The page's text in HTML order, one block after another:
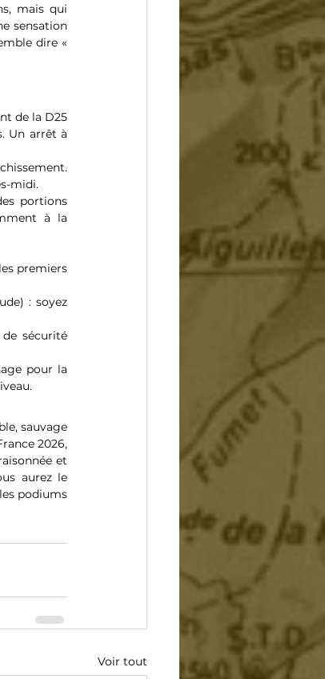
mais qui
sensation
dire «
de la D25
Un arrêt à
midi.
portions
à la
premiers
: soyez
sécurité
pour la
sauvage
2026,
et
aurez le
podiums
Voir tout